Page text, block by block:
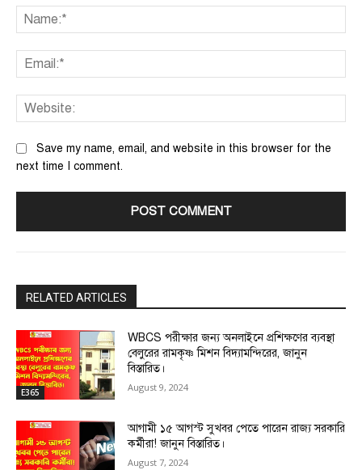
Save my name, email, and website in this browser for the
next time I comment.
RELATED ARTICLES
E365
WBCS পরীক্ষার জন্য অনলাইনে প্রশিক্ষণের ব্যবস্থা
বেলুরের রামকৃষ্ণ মিশন বিদ্যামন্দিরের, জানুন
বিস্তারিত।
August 9, 2024
আগামী ১৫ আগস্ট সুখবর পেতে পারেন রাজ্য সরকারি
কর্মীরা! জানুন বিস্তারিত।
August 7, 2024